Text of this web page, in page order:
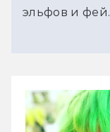
эльфов и фей.